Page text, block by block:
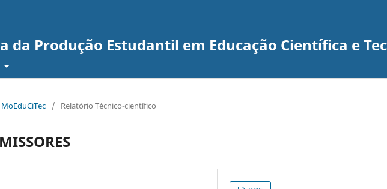
Produção Estudantil em Educação Científica e
/ Relatório Técnico-científico